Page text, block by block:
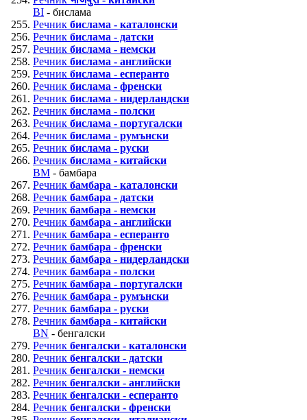
BI - бислама
Речник бислама - каталонски
Речник бислама - датски
Речник бислама - немски
Речник бислама - английски
Речник бислама - есперанто
Речник бислама - френски
Речник бислама - нидерландски
Речник бислама - полски
Речник бислама - португалски
Речник бислама - румънски
Речник бислама - руски
Речник бислама - китайски
BM - бамбара
Речник бамбара - каталонски
Речник бамбара - датски
Речник бамбара - немски
Речник бамбара - английски
Речник бамбара - есперанто
Речник бамбара - френски
Речник бамбара - нидерландски
Речник бамбара - полски
Речник бамбара - португалски
Речник бамбара - румънски
Речник бамбара - руски
Речник бамбара - китайски
BN - бенгалски
Речник бенгалски - каталонски
Речник бенгалски - датски
Речник бенгалски - немски
Речник бенгалски - английски
Речник бенгалски - есперанто
Речник бенгалски - френски